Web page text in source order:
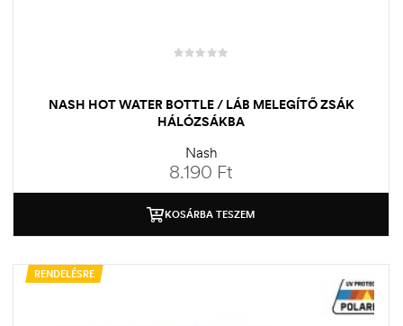
NASH HOT WATER BOTTLE / LÁB MELEGÍTŐ ZSÁK
HÁLÓZSÁKBA
Nash
8.190 Ft
KOSÁRBA TESZEM
RENDELÉSRE